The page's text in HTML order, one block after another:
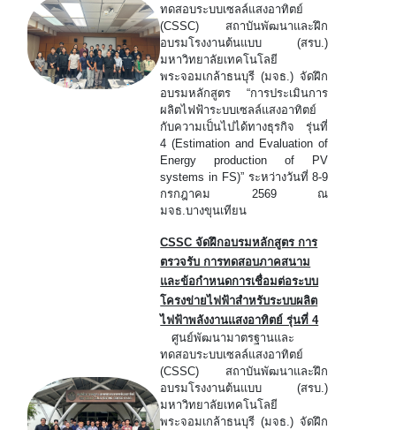
ทดสอบระบบเซลล์แสงอาทิตย์
(CSSC) สถาบันพัฒนาและฝึก
อบรมโรงงานต้นแบบ (สรบ.)
มหาวิทยาลัยเทคโนโลยี
พระจอมเกล้าธนบุรี (มจธ.) จัดฝึก
อบรมหลักสูตร “การประเมินการ
ผลิตไฟฟ้าระบบเซลล์แสงอาทิตย์
กับความเป็นไปได้ทางธุรกิจ รุ่นที่
4 (Estimation and Evaluation of
Energy production of PV
systems in FS)” ระหว่างวันที่ 8-9
กรกฎาคม 2569 ณ
มจธ.บางขุนเทียน
CSSC จัดฝึกอบรมหลักสูตร การ
ตรวจรับ การทดสอบภาคสนาม
และข้อกำหนดการเชื่อมต่อระบบ
โครงข่ายไฟฟ้าสำหรับระบบผลิต
ไฟฟ้าพลังงานแสงอาทิตย์ รุ่นที่ 4
ศูนย์พัฒนามาตรฐานและ
ทดสอบระบบเซลล์แสงอาทิตย์
(CSSC) สถาบันพัฒนาและฝึก
อบรมโรงงานต้นแบบ (สรบ.)
มหาวิทยาลัยเทคโนโลยี
พระจอมเกล้าธนบุรี (มจธ.) จัดฝึก